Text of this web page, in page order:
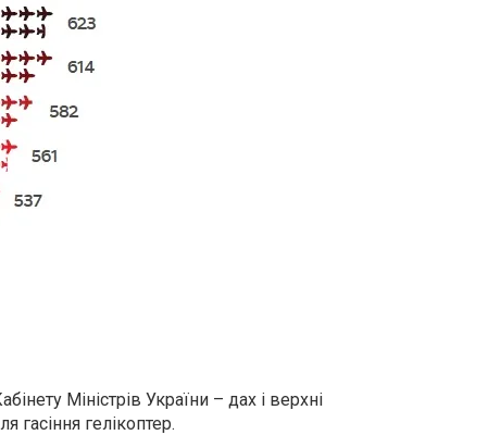
Міністрів України – дах і верхні
гелікоптер.